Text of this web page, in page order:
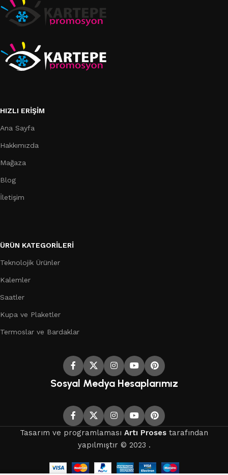
HIZLI ERIŞIM
Ana Sayfa
Hakkımızda
Mağaza
Blog
İletişim
ÜRÜN KATEGORILERI
Teknolojik Ürünler
Kalemler
Saatler
Kupa ve Plaketler
Termoslar ve Bardaklar
Sosyal Medya Hesaplarımız
Tasarım ve programlaması Artı Proses tarafından
yapılmıştır © 2023 .